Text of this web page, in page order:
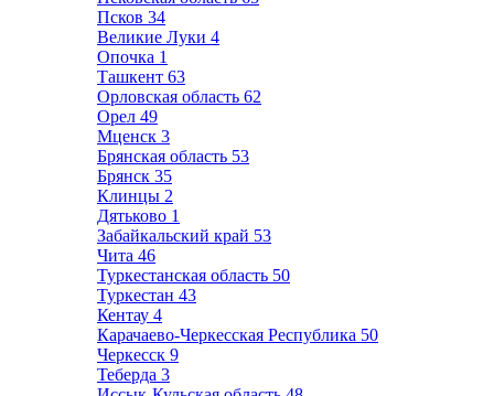
Псков 34
Великие Луки 4
Опочка 1
Ташкент 63
Орловская область 62
Орел 49
Мценск 3
Брянская область 53
Брянск 35
Клинцы 2
Дятьково 1
Забайкальский край 53
Чита 46
Туркестанская область 50
Туркестан 43
Кентау 4
Карачаево-Черкесская Республика 50
Черкесск 9
Теберда 3